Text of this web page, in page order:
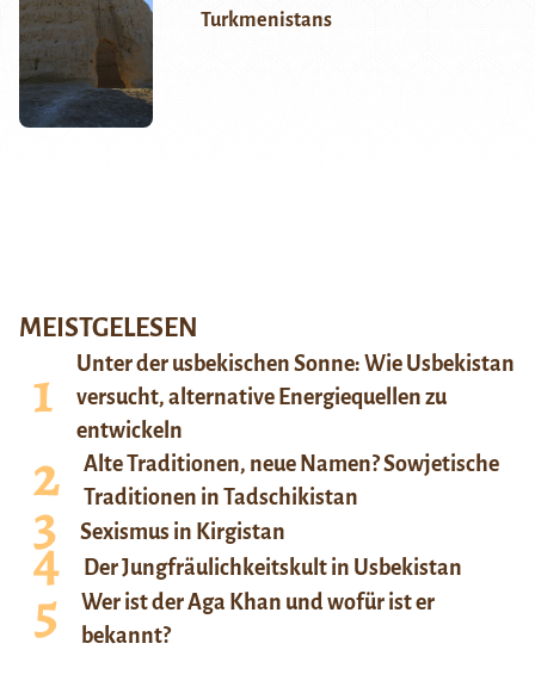
Turkmenistans
MEISTGELESEN
Unter der usbekischen Sonne: Wie Usbekistan
versucht, alternative Energiequellen zu
entwickeln
Alte Traditionen, neue Namen? Sowjetische
Traditionen in Tadschikistan
Sexismus in Kirgistan
Der Jungfräulichkeitskult in Usbekistan
Wer ist der Aga Khan und wofür ist er
bekannt?